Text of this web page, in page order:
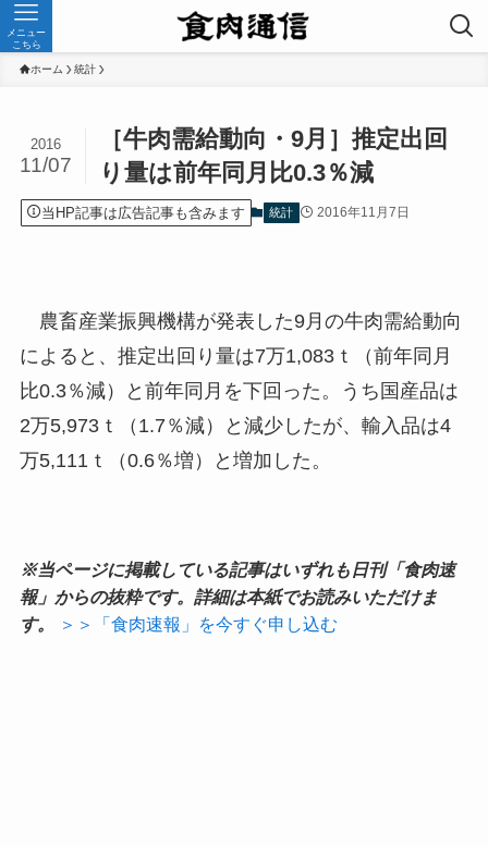
メニュー
こちら
ホーム 統計
［牛肉需給動向・9月］推定出回
り量は前年同月比0.3％減
2016
11/07
当HP記事は広告記事も含みます 統計 2016年11月7日
農畜産業振興機構が発表した9月の牛肉需給動向
によると、推定出回り量は7万1,083ｔ（前年同月
比0.3％減）と前年同月を下回った。うち国産品は
2万5,973ｔ（1.7％減）と減少したが、輸入品は4
万5,111ｔ（0.6％増）と増加した。
※当ページに掲載している記事はいずれも日刊「食肉速
報」からの抜粋です。詳細は本紙でお読みいただけま
す。
＞＞「食肉速報」を今すぐ申し込む